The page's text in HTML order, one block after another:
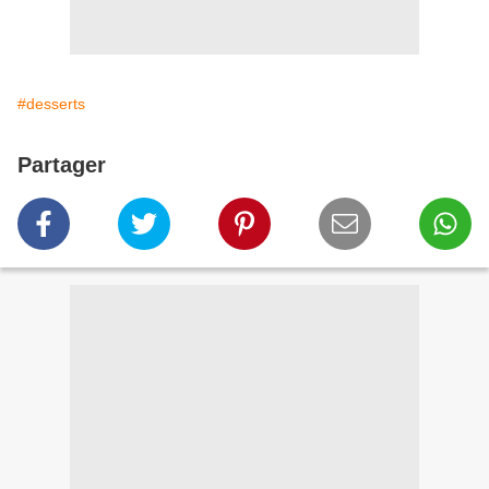
#desserts
Partager